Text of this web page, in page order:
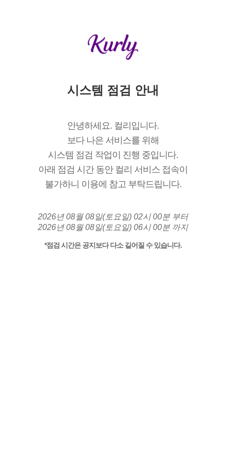
시스템 점검 안내
안녕하세요. 컬리입니다.
보다 나은 서비스를 위해
시스템 점검 작업이 진행 중입니다.
아래 점검 시간 동안 컬리 서비스 접속이
불가하니 이용에 참고 부탁드립니다.
2026년 08월 08일(토요일) 02시 00분 부터
2026년 08월 08일(토요일) 06시 00분 까지
*점검 시간은 공지보다 다소 길어질 수 있습니다.